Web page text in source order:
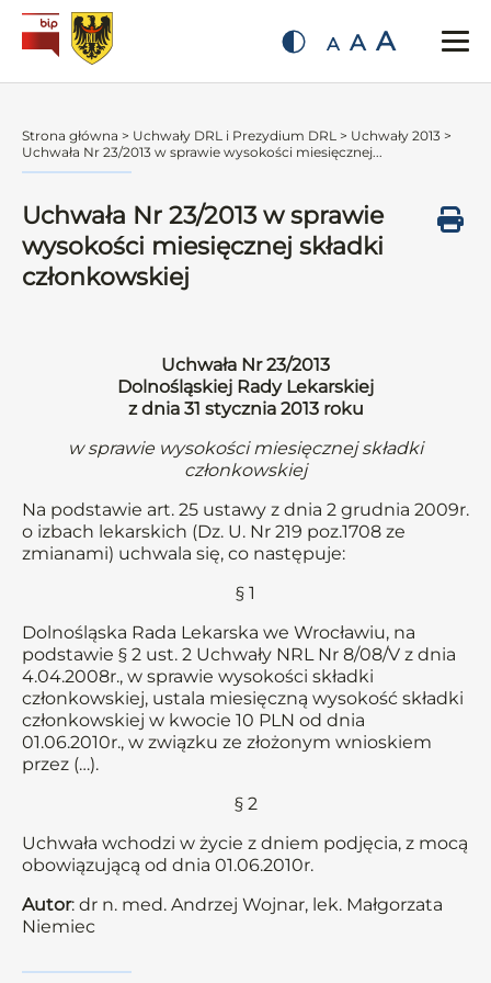
A A A
Strona główna > Uchwały DRL i Prezydium DRL > Uchwały 2013 >
Uchwała Nr 23/2013 w sprawie wysokości miesięcznej...
Uchwała Nr 23/2013 w sprawie
wysokości miesięcznej składki
członkowskiej
Uchwała Nr 23/2013
Dolnośląskiej Rady Lekarskiej
z dnia 31 stycznia 2013 roku
w sprawie wysokości miesięcznej składki
członkowskiej
Na podstawie art. 25 ustawy z dnia 2 grudnia 2009r.
o izbach lekarskich (Dz. U. Nr 219 poz.1708 ze
zmianami) uchwala się, co następuje:
§ 1
Dolnośląska Rada Lekarska we Wrocławiu, na
podstawie § 2 ust. 2 Uchwały NRL Nr 8/08/V z dnia
4.04.2008r., w sprawie wysokości składki
członkowskiej, ustala miesięczną wysokość składki
członkowskiej w kwocie 10 PLN od dnia
01.06.2010r., w związku ze złożonym wnioskiem
przez (…).
§ 2
Uchwała wchodzi w życie z dniem podjęcia, z mocą
obowiązującą od dnia 01.06.2010r.
Autor: dr n. med. Andrzej Wojnar, lek. Małgorzata
Niemiec